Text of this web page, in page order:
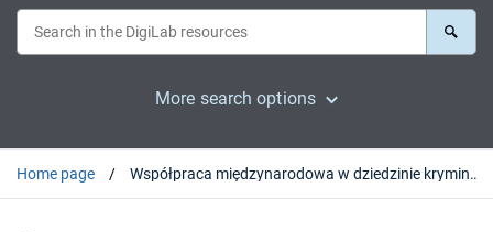
More search options
Home page Współpraca międzynarodowa w dziedzinie kryminalistycznych badań dokumentów na przykładzie Interpolu